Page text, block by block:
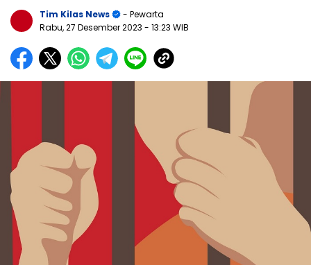
Tim Kilas News
- Pewarta
Rabu, 27 Desember 2023 - 13:23 WIB